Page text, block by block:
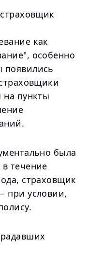
как
особенно
появились
на пункты
была
течение
страховщик
при условии,